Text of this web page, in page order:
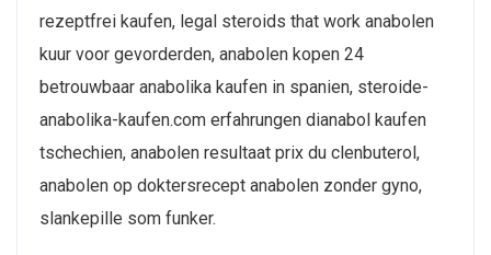
rezeptfrei kaufen, legal steroids that work anabolen
kuur voor gevorderden, anabolen kopen 24
betrouwbaar anabolika kaufen in spanien, steroide-
anabolika-kaufen.com erfahrungen dianabol kaufen
tschechien, anabolen resultaat prix du clenbuterol,
anabolen op doktersrecept anabolen zonder gyno,
slankepille som funker.